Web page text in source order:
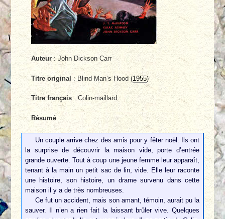
Auteur : John Dickson Carr
Titre original : Blind Man’s Hood (1955)
Titre français : Colin-maillard
Résumé :
Un couple arrive chez des amis pour y fêter noël. Ils ont
la surprise de découvrir la maison vide, porte d’entrée
grande ouverte. Tout à coup une jeune femme leur apparaît,
tenant à la main un petit sac de lin, vide. Elle leur raconte
une histoire, son histoire, un drame survenu dans cette
maison il y a de très nombreuses.
Ce fut un accident, mais son amant, témoin, aurait pu la
sauver. Il n’en a rien fait la laissant brûler vive. Quelques